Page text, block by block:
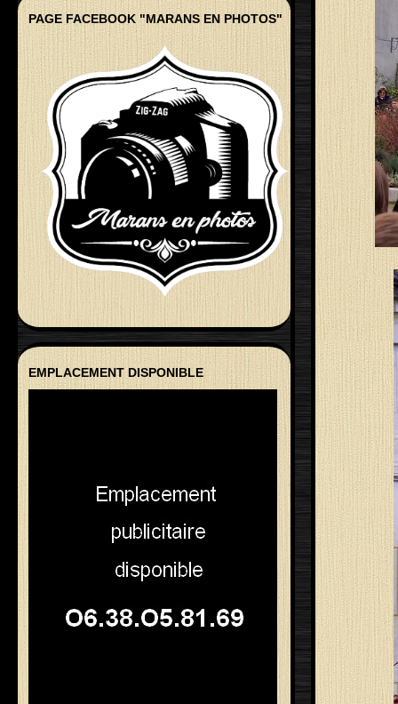
PAGE FACEBOOK "MARANS EN PHOTOS"
EMPLACEMENT DISPONIBLE